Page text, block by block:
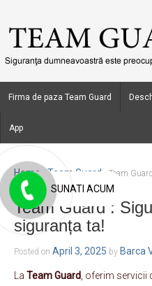
Firma de paza Team Guard
App
Home Team Guard Team
Team Guard :
siguranța ta!
Posted on April 3, 2025 by Barca
La Team Guard , oferim
SUNATI ACUM